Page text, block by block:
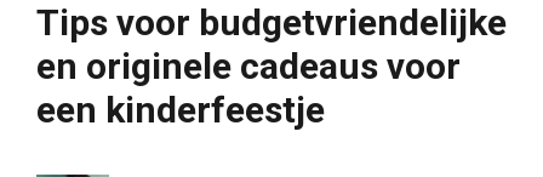
Tips voor budgetvriendelijke
en originele cadeaus voor
een kinderfeestje